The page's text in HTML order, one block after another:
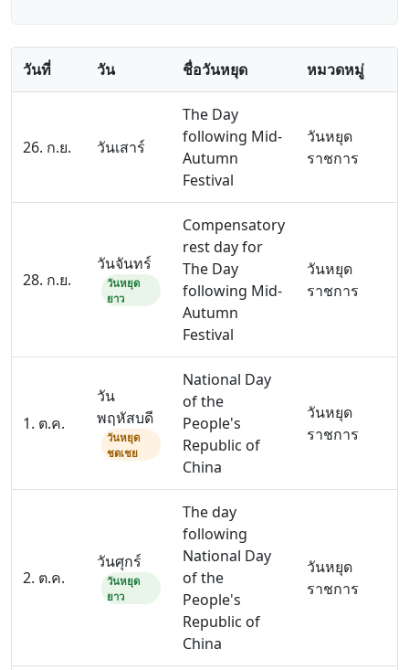
วันที่ วัน ชื่อวันหยุด หมวดหมู่
26. ก.ย. วันเสาร์
The Day
following Mid-
Autumn
Festival
วันหยุด
ราชการ
28. ก.ย.
วันจันทร์
วันหยุด
ยาว
Compensatory
rest day for
The Day
following Mid-
Autumn
Festival
วันหยุด
ราชการ
1. ต.ค.
วัน
พฤหัสบดี
วันหยุด
ชดเชย
National Day
of the
People's
Republic of
China
วันหยุด
ราชการ
2. ต.ค.
วันศุกร์
วันหยุด
ยาว
The day
following
National Day
of the
People's
Republic of
China
วันหยุด
ราชการ